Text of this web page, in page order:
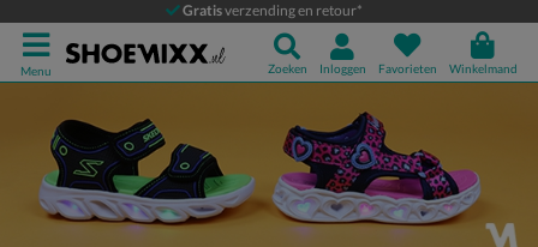
Gratisverzending en retour*
Menu Zoeken Inloggen Favorieten Winkelmand